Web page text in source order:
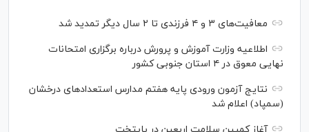
معافیت‌های ۳ و ۴ فرزندی تا ۲ سال دیگر تمدید شد
اطلاعیه وزارت آموزش و پرورش درباره برگزاری امتحانات
نهایی معوق در ۴ استان جنوبی کشور
نتایج آزمون ورودی پایه هفتم مدارس استعدادهای درخشان
(سمپاد) اعلام شد
آغاز کمپین سلامت اربعین در پایتخت